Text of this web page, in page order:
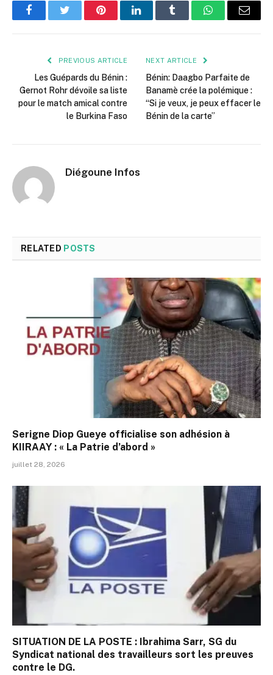
FacebookTwitter PinterestLinkedInTumblr WhatsAppEmail
PREVIOUS ARTICLE
Les Guépards du Bénin :
Gernot Rohr dévoile sa liste
pour le match amical contre
le Burkina Faso
NEXT ARTICLE
Bénin: Daagbo Parfaite de
Banamè crée la polémique :
“Si je veux, je peux effacer le
Bénin de la carte”
Diégoune Infos
RELATED POSTS
Serigne Diop Gueye officialise son adhésion à
KIIRAAY : « La Patrie d’abord »
juillet 28, 2026
SITUATION DE LA POSTE : Ibrahima Sarr, SG du
Syndicat national des travailleurs sort les preuves
contre le DG.